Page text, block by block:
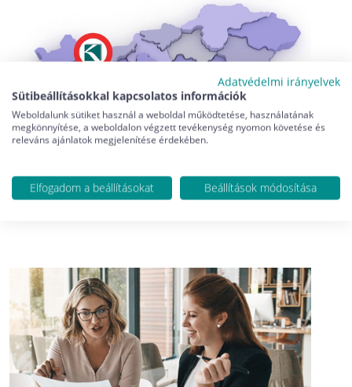
Adatvédelmi irányelvek
Sütibeállításokkal kapcsolatos információk
Weboldalunk sütiket használ a weboldal működtetése, használatának
megkönnyítése, a weboldalon végzett tevékenység nyomon követése és
releváns ajánlatok megjelenítése érdekében.
Elfogadom a beállításokat Beállítások módosítása